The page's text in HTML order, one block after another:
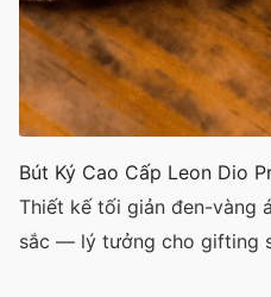
Bút Ký Cao Cấp Leon Dio
Thiết kế tối giản đen-vàng
sắc — lý tưởng cho gifting